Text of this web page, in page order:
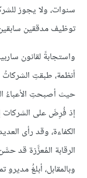
توظيف مدققين
أنظمة، طبقتِ
حيث أصبحتِ الأعباءُ
إذ فُرِضَ على الشركات
الكفاءة، وقد رأى
الرقابة المُعزَّزة قد
وبالمقابل، أبلغُ